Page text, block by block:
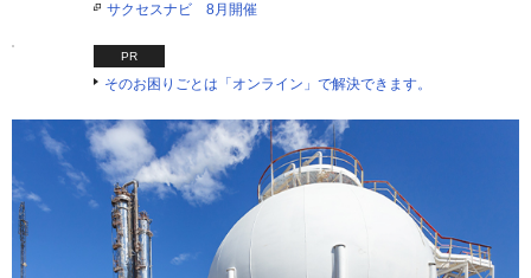
サクセスナビ 8月開催
PR
そのお困りごとは「オンライン」で解決できます。